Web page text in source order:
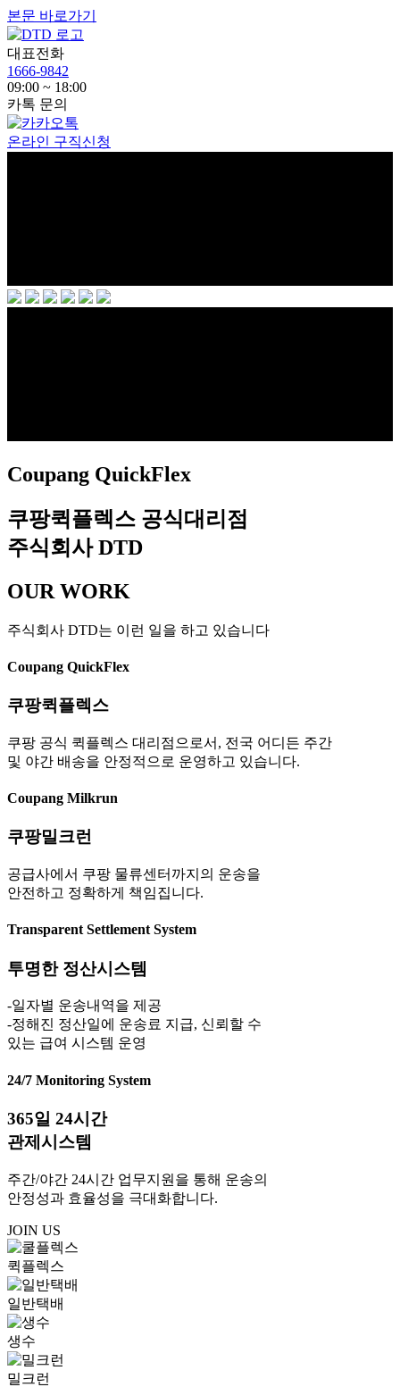
본문 바로가기
대표전화
1666-9842
09:00 ~ 18:00
카톡 문의
온라인 구직신청
Coupang QuickFlex
쿠팡퀵플렉스 공식대리점
주식회사 DTD
OUR WORK
주식회사 DTD는 이런 일을 하고 있습니다
Coupang QuickFlex
쿠팡퀵플렉스
쿠팡 공식 퀵플렉스 대리점으로서, 전국 어디든 주간
및 야간 배송을 안정적으로 운영하고 있습니다.
Coupang Milkrun
쿠팡밀크런
공급사에서 쿠팡 물류센터까지의 운송을
안전하고 정확하게 책임집니다.
Transparent Settlement System
투명한 정산시스템
-일자별 운송내역을 제공
-정해진 정산일에 운송료 지급, 신뢰할 수
있는 급여 시스템 운영
24/7 Monitoring System
365일 24시간
관제시스템
주간/야간 24시간 업무지원을 통해 운송의
안정성과 효율성을 극대화합니다.
JOIN US
퀵플렉스
일반택배
생수
밀크런